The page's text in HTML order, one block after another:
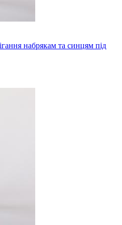
набрякам та синцям під